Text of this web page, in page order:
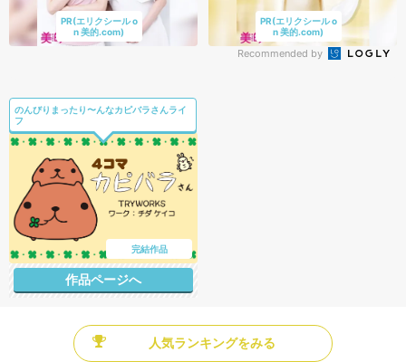
PR(エリクシール o
n 美的.com)
PR(エリクシール o
n 美的.com)
Recommended by
のんびりまったり〜んなカピバラさんライ
フ
完結作品
作品ページへ
人気ランキングをみる